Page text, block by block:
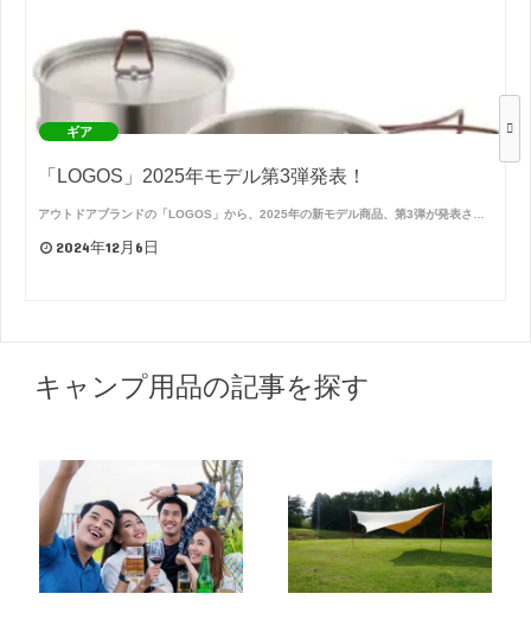
ギア
「LOGOS」2025年モデル第3弾発表！
アウトドアブランドの「LOGOS」から、2025年の新モデル商品、第3弾が発表さ…
2024年12月6日
キャンプ用品の記事を探す